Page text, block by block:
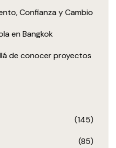
Confianza y Cambio
en Bangkok
de conocer proyectos
(145)
(85)